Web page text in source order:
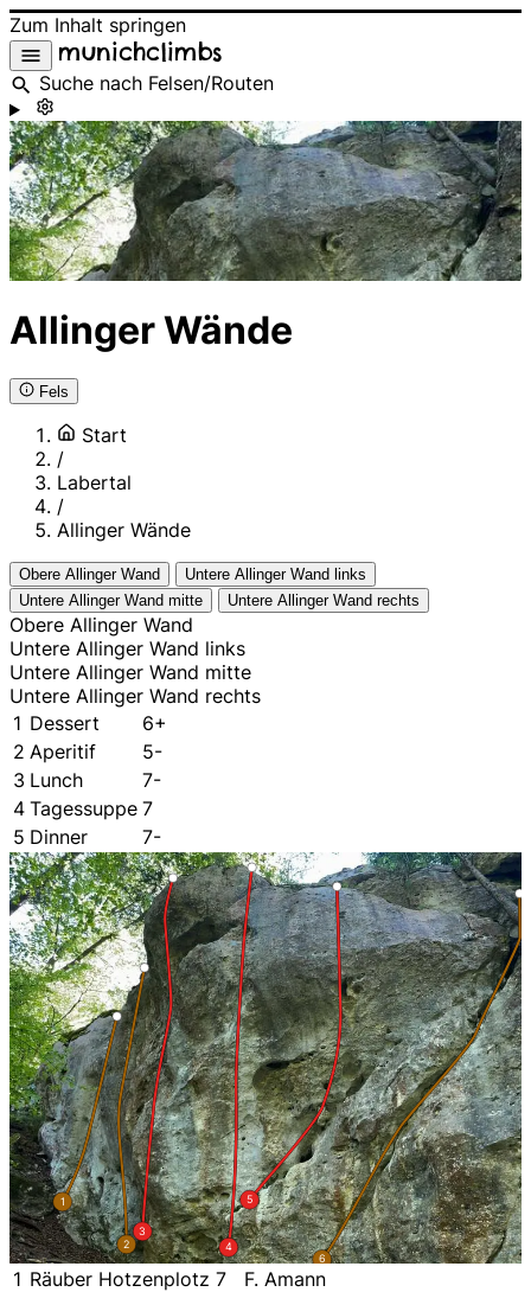
Zum Inhalt springen
munichclimbs
Suche nach Felsen/Routen
Allinger Wände
Fels
Start
/
Labertal
/
Allinger Wände
Obere Allinger Wand
Untere Allinger Wand links
Untere Allinger Wand mitte
Untere Allinger Wand rechts
Obere Allinger Wand
Untere Allinger Wand links
Untere Allinger Wand mitte
Untere Allinger Wand rechts
1 Dessert
6+
2 Aperitif
5-
3 Lunch
7-
4 Tagessuppe 7
5 Dinner 7-
1
2
3
4
5
6
1 Räuber Hotzenplotz 7
F. Amann